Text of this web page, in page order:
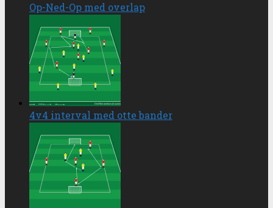
Op-Ned-Op med overlap
4v4 interval med otte bander